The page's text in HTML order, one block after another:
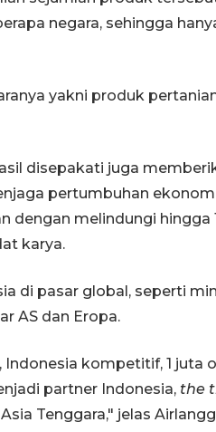
negara, sehingga
yakni produk
disepakati juga
pertumbuhan
dengan melindungi hingga
karya.
di pasar global, seperti
AS dan Eropa.
kompetitif, 1 juta
partner Indonesia, the
Tenggara," jelas
Bagian 1
30 Juli 2026